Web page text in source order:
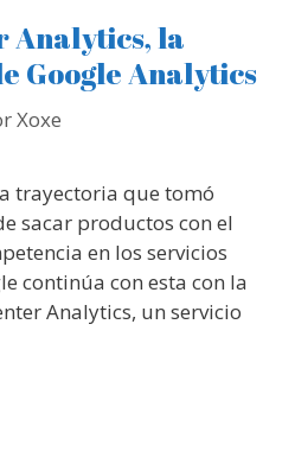
Analytics, la
Google Analytics
Xoxe
trayectoria que tomó
sacar productos con el
en los servicios
continúa con esta con la
Analytics, un servicio